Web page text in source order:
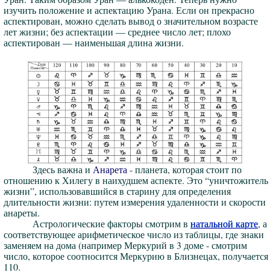
изучить положение и аспектацию Урана. Если он прекрасно
аспектирован, можно сделать вывод о значительном возрасте
лет жизни; без аспектации — среднее число лет; плохо
аспектирован — наименьшая длина жизни.
Здесь важна и Анарета - планета, которая стоит по
отношению к Хилегу в наихудшем аспекте. Это “уничтожитель
жизни”, использовавшийся в старину для определения
длительности жизни: путем измерения удаленности и скорости
анареты.
Астрологические факторы смотрим в натальной карте, а
соответствующее арифметическое число из таблицы, где знаки
заменяем на дома (например Меркурий в 3 доме - смотрим
число, которое соотносится Меркурию в Близнецах, получается
110.